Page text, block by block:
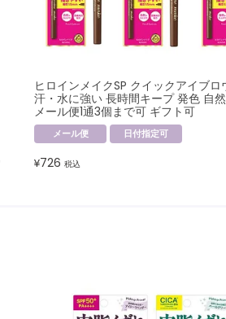
ヒロインメイクSP クイックアイブロ
汗・水に強い 長時間キープ 発色 自
メール便1通3個まで可 ギフト可
メール便 日付指定可
¥726 税込